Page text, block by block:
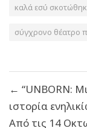
καλά εσύ
σύγχρονο θέατρο
άρθρων
← “UNBORN:
ιστορία
Από τις 14